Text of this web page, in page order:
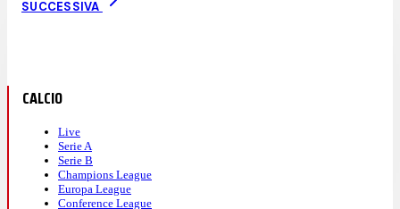
SUCCESSIVA
CALCIO
Live
Serie A
Serie B
Champions League
Europa League
Conference League